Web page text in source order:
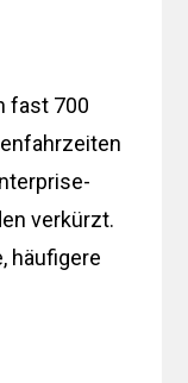
fast 700
verkürzt.
häufigere